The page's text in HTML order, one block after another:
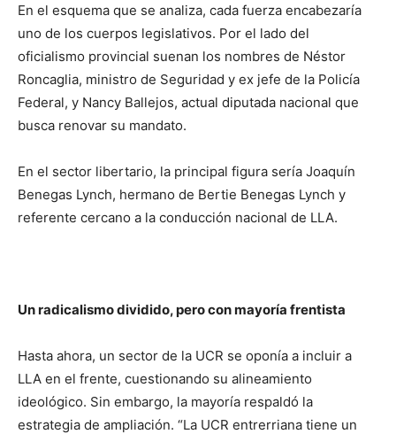
En el esquema que se analiza, cada fuerza encabezaría
uno de los cuerpos legislativos. Por el lado del
oficialismo provincial suenan los nombres de Néstor
Roncaglia, ministro de Seguridad y ex jefe de la Policía
Federal, y Nancy Ballejos, actual diputada nacional que
busca renovar su mandato.
En el sector libertario, la principal figura sería Joaquín
Benegas Lynch, hermano de Bertie Benegas Lynch y
referente cercano a la conducción nacional de LLA.
Un radicalismo dividido, pero con mayoría frentista
Hasta ahora, un sector de la UCR se oponía a incluir a
LLA en el frente, cuestionando su alineamiento
ideológico. Sin embargo, la mayoría respaldó la
estrategia de ampliación. “La UCR entrerriana tiene un